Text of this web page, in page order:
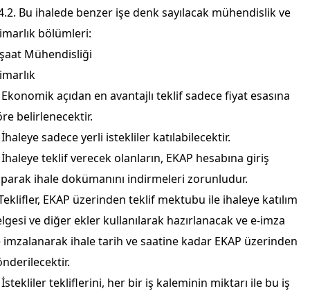
Bu ihalede benzer işe denk sayılacak mühendislik ve
bölümleri:
Mühendisliği
açıdan en avantajlı teklif sadece fiyat esasına
belirlenecektir.
sadece yerli istekliler katılabilecektir.
teklif verecek olanların, EKAP hesabına giriş
ihale dokümanını indirmeleri zorunludur.
EKAP üzerinden teklif mektubu ile ihaleye katılım
ve diğer ekler kullanılarak hazırlanacak ve e-imza
imzalanarak ihale tarih ve saatine kadar EKAP üzerinden
İstekliler tekliflerini, her bir iş kaleminin miktarı ile bu iş